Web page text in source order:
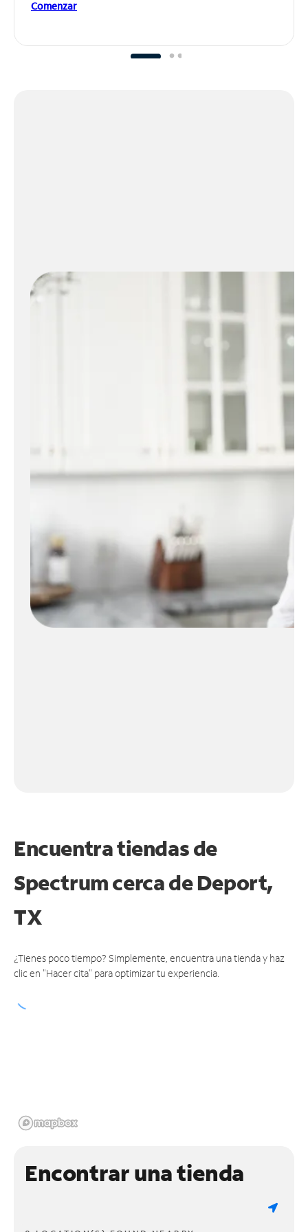
Comenzar
Encuentra tiendas de
Spectrum cerca deDeport,
TX
¿Tienes poco tiempo? Simplemente, encuentra una tienda y haz
clic en "Hacer cita" para optimizar tu experiencia.
Encontrar una tienda